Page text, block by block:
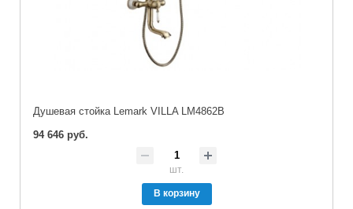
Душевая стойка Lemark VILLA LM4862B
94 646 руб.
шт.
В корзину